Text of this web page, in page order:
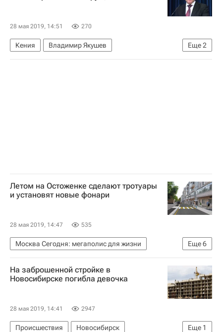
28 мая 2019, 14:51 270
Еще2
Кения
Владимир Якушев
Министерство строительства и жилищно-коммунального хозяйства РФ (Минстрой России)
Летом на Остоженке сделают тротуары
и установят новые фонари
28 мая 2019, 14:47 535
Еще6
Москва Сегодня: мегаполис для жизни
Москва
Сергей Собянин
Благоустройство
Улицы
Городское хозяйство Москвы
На заброшенной стройке в
Новосибирске погибла девочка
28 мая 2019, 14:41 2947
Еще 1
Происшествия
Новосибирск